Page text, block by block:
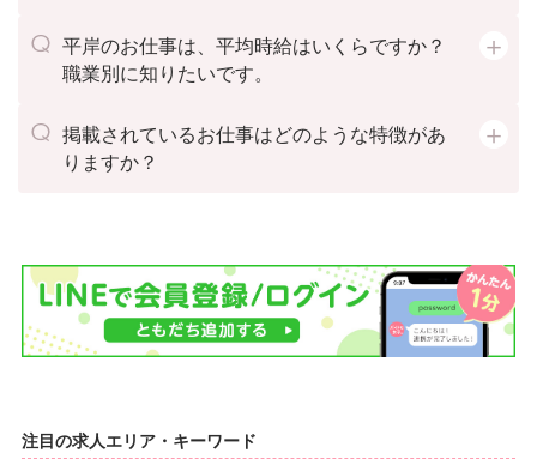
平岸のお仕事は、平均時給はいくらですか？
職業別に知りたいです。
掲載されているお仕事はどのような特徴があ
りますか？
注目の求人エリア・キーワード